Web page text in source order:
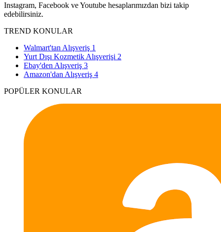
Instagram, Facebook ve Youtube hesaplarımızdan bizi takip
edebilirsiniz.
TREND KONULAR
Walmart'tan Alışveriş 1
Yurt Dışı Kozmetik Alışverişi 2
Ebay'den Alışveriş 3
Amazon'dan Alışveriş 4
POPÜLER KONULAR